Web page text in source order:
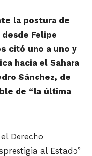
la postura de
Felipe
citó uno a uno y
hacia el Sahara
Sánchez, de
de “la última
Derecho
al Estado”